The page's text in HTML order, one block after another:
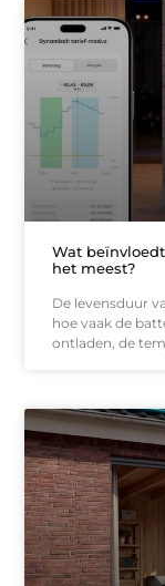
Wat
het meest?
De levensduur
hoe vaak de
ontladen, de